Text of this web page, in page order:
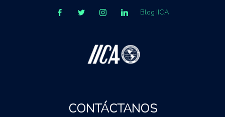
Blog IICA
CONTÁCTANOS